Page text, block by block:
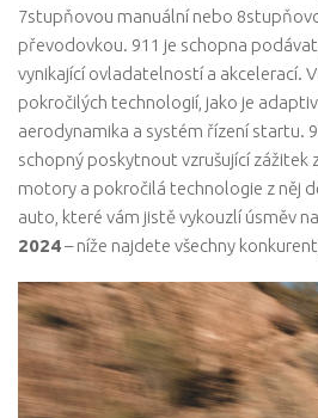
7stupňovou manuální nebo
převodovkou. 911 je schopna
vynikající ovladatelností a akcelerací.
pokročilých technologií, jako je
aerodynamika a systém řízení startu.
schopný poskytnout vzrušující zážitek
motory a pokročilá technologie z něj
auto, které vám jistě vykouzlí úsměv
2024– níže najdete všechny